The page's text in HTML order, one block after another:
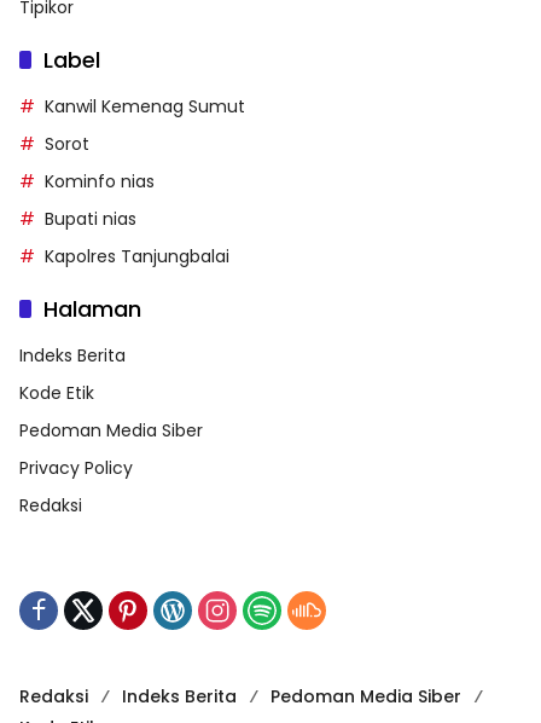
Tipikor
Label
Kanwil Kemenag Sumut
Sorot
Kominfo nias
Bupati nias
Kapolres Tanjungbalai
Halaman
Indeks Berita
Kode Etik
Pedoman Media Siber
Privacy Policy
Redaksi
Redaksi Indeks Berita
Pedoman Media Siber